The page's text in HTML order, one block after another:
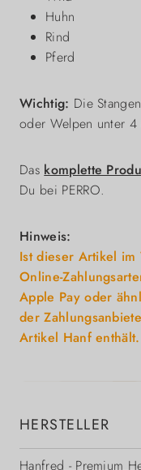
Huhn
Rind
Pferd
Wichtig: Die
oder Welpen unter
Das komplette
Du bei PERRO.
Hinweis:
Ist dieser Artikel im
Online-
Apple Pay oder
der
Artikel Hanf enthält.
HERSTELLER
Hanfred - Premium